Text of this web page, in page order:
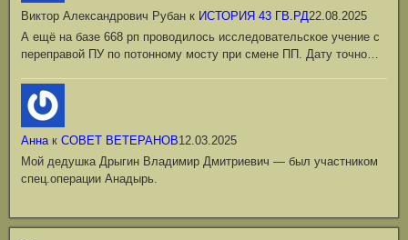
Виктор Александрович Рубан к ИСТОРИЯ 43 ГВ.РД22.08.2025
А ещё на базе 668 рп проводилось исследовательское учение с
переправой ПУ по потонному мосту при смене ПП. Дату точно…
Аннак СОВЕТ ВЕТЕРАНОВ12.03.2025
Мой дедушка Дрыгин Владимир Дмитриевич — был участником
спец.операции Анадырь.